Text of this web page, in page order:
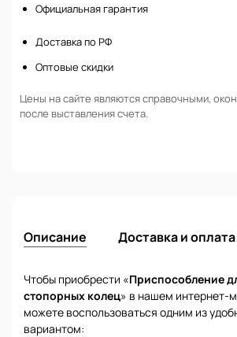
Официальная гарантия
Доставка по РФ
Оптовые скидки
Цены на сайте являются справочными,
после выставления счета.
Описание Доставка и оплата
Чтобы приобрести «Приспособление
стопорных колец» в нашем интернет-
можете воспользоваться одним из
вариантом: